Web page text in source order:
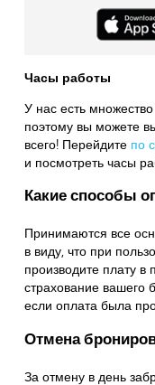
Часы работы
У нас есть
поэтому вы можете
всего! Перейдите по
и посмотреть часы
Какие способы
Принимаются все
в виду, что при
производите плату в
страхование вашего
если оплата была
Отмена
За отмену в день